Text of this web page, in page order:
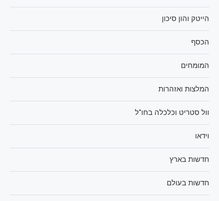
הייטק והון סיכון
הכסף
המומחים
המלצות ואזהרות
וול סטריט וכלכלה בחו"ל
וידאו
חדשות בארץ
חדשות בעולם